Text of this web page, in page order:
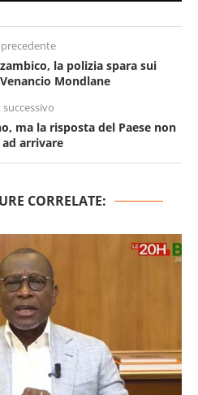
la polizia spara sui
Mondlane
successivo
ma la risposta del Paese non
arrivare
CORRELATE: